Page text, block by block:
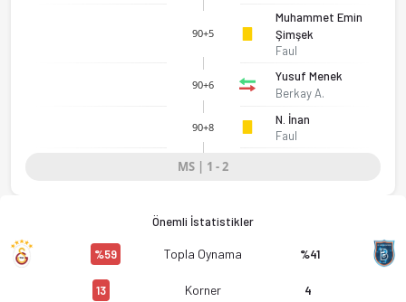
Galatasaray U19 - İstanbul Başakşehir FK U19 1-2 bitti.
90+5
Muhammet Emin
Şimşek
Faul
90+6
Yusuf Menek
Berkay A.
90+8
N. İnan
Faul
MS | 1 - 2
Önemli İstatistikler
%59 Topla Oynama %41
13 Korner 4